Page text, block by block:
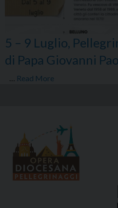
5 – 9 Luglio,
di Papa Giovanni
Read More